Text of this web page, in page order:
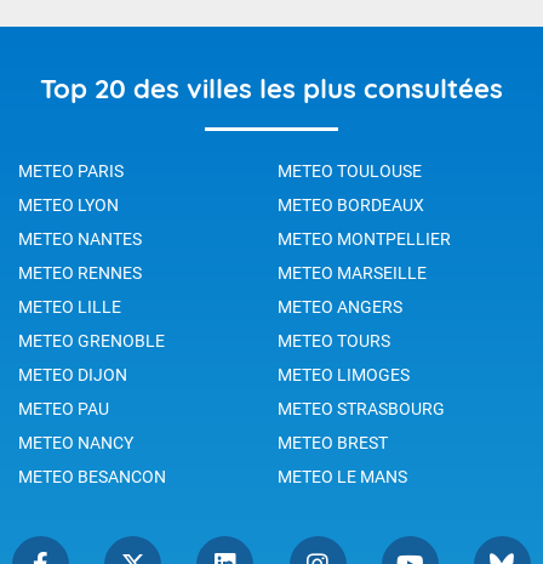
Top 20 des villes les plus consultées
METEO PARIS
METEO TOULOUSE
METEO LYON
METEO BORDEAUX
METEO NANTES
METEO MONTPELLIER
METEO RENNES
METEO MARSEILLE
METEO LILLE
METEO ANGERS
METEO GRENOBLE
METEO TOURS
METEO DIJON
METEO LIMOGES
METEO PAU
METEO STRASBOURG
METEO NANCY
METEO BREST
METEO BESANCON
METEO LE MANS